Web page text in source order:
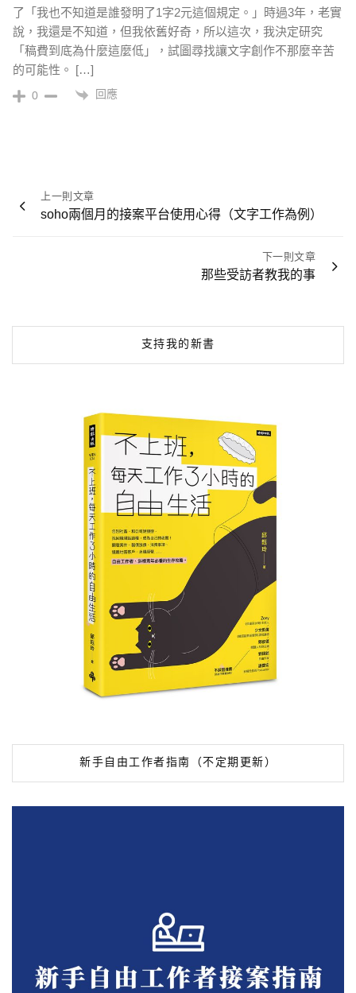
了「我也不知道是誰發明了1字2元這個規定。」時過3年，老實
說，我還是不知道，但我依舊好奇，所以這次，我決定研究
「稿費到底為什麼這麼低」，試圖尋找讓文字創作不那麼辛苦
的可能性。 […]
0 回應
文
章
上一則文章
soho兩個月的接案平台使用心得（文字工作為例）
下一則文章
那些受訪者教我的事
支持我的新書
新手自由工作者指南（不定期更新）